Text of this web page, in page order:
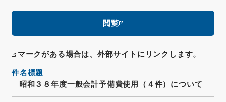
閲覧
マークがある場合は、外部サイトにリンクします。
件名標題
昭和３８年度一般会計予備費使用（４件）について